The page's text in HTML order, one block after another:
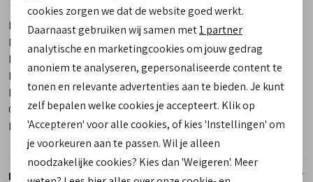
Merk
Piedro
Leveranciercode
151.70073.10 0898
Bestelcode
00008737-60
Breedtemaat
3.0
Los voetbed
Ja
Categorie
Sneakers
Kleur
Geel
Retourneren
Analytische cookies
Marketing cookies
cookies zorgen we dat de website goed werkt.
Daarnaast gebruiken wij samen met1 partner
analytische en marketingcookies om jouw gedrag
anoniem te analyseren, gepersonaliseerde content te
tonen en relevante advertenties aan te bieden. Je kunt
zelf bepalen welke cookies je accepteert. Klik op
'Accepteren' voor alle cookies, of kies 'Instellingen' om
je voorkeuren aan te passen. Wil je alleen
noodzakelijke cookies? Kies dan 'Weigeren'. Meer